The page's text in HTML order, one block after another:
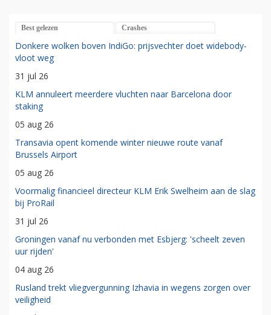
Best gelezen Crashes
Donkere wolken boven IndiGo: prijsvechter doet widebody-
vloot weg
31 jul 26
KLM annuleert meerdere vluchten naar Barcelona door
staking
05 aug 26
Transavia opent komende winter nieuwe route vanaf
Brussels Airport
05 aug 26
Voormalig financieel directeur KLM Erik Swelheim aan de slag
bij ProRail
31 jul 26
Groningen vanaf nu verbonden met Esbjerg: 'scheelt zeven
uur rijden'
04 aug 26
Rusland trekt vliegvergunning Izhavia in wegens zorgen over
veiligheid